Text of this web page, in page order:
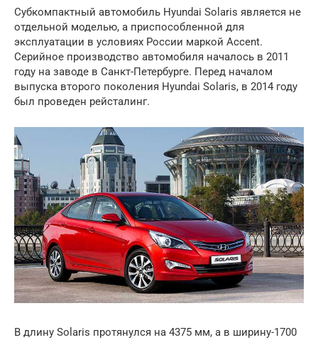
Субкомпактный автомобиль Hyundai Solaris является не
отдельной моделью, а приспособленной для
эксплуатации в условиях России маркой Accent.
Серийное производство автомобиля началось в 2011
году на заводе в Санкт-Петербурге. Перед началом
выпуска второго поколения Hyundai Solaris, в 2014 году
был проведен рейсталинг.
В длину Solaris протянулся на 4375 мм, а в ширину-1700